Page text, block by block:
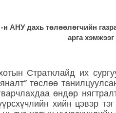
АНУ дахь төлөөлөгчийн
арга
Стратклайд их
төслөө
өндөр
хийн цэвэр